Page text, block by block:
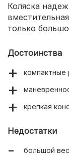
Коляска
только
Достоинства
компактные
крепкая
Недостатки
большой